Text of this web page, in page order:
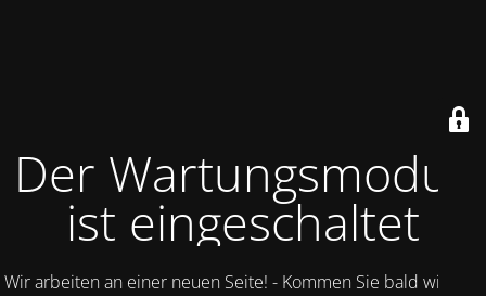
Der Wartungsmodus
ist eingeschaltet
Wir arbeiten an einer neuen Seite! - Kommen Sie bald wieder.